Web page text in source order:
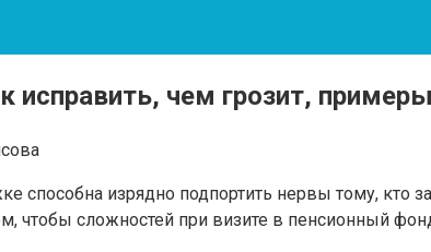
исправить, чем грозит, примеры
способна изрядно подпортить нервы тому, кто
чтобы сложностей при визите в пенсионный